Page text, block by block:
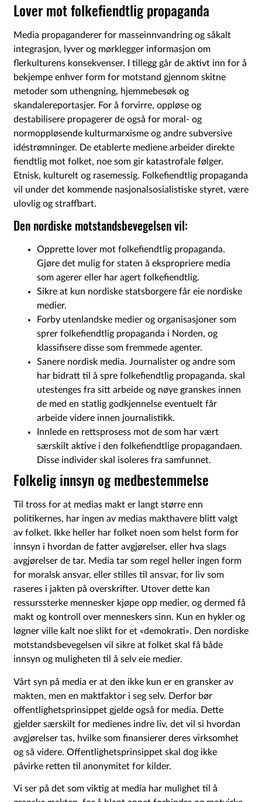
Lover mot folkefiendtlig propaganda
Media propaganderer for masseinnvandring og såkalt
integrasjon, lyver og mørklegger informasjon om
flerkulturens konsekvenser. I tillegg går de aktivt inn for å
bekjempe enhver form for motstand gjennom skitne
metoder som uthengning, hjemmebesøk og
skandalereportasjer. For å forvirre, oppløse og
destabilisere propagerer de også for moral- og
normoppløsende kulturmarxisme og andre subversive
idéstrømninger. De etablerte mediene arbeider direkte
fiendtlig mot folket, noe som gir katastrofale følger.
Etnisk, kulturelt og rasemessig. Folkefiendtlig propaganda
vil under det kommende nasjonalsosialistiske styret, være
ulovlig og straffbart.
Den nordiske motstandsbevegelsen vil:
Opprette lover mot folkefiendtlig propaganda.
Gjøre det mulig for staten å ekspropriere media
som agerer eller har agert folkefiendtlig.
Sikre at kun nordiske statsborgere får eie nordiske
medier.
Forby utenlandske medier og organisasjoner som
sprer folkefiendtlig propaganda i Norden, og
klassifisere disse som fremmede agenter.
Sanere nordisk media. Journalister og andre som
har bidratt til å spre folkefiendtlig propaganda, skal
utestenges fra sitt arbeide og nøye granskes innen
de med en statlig godkjennelse eventuelt får
arbeide videre innen journalistikk.
Innlede en rettsprosess mot de som har vært
særskilt aktive i den folkefiendtlige propagandaen.
Disse individer skal isoleres fra samfunnet.
Folkelig innsyn og medbestemmelse
Til tross for at medias makt er langt større enn
politikernes, har ingen av medias makthavere blitt valgt
av folket. Ikke heller har folket noen som helst form for
innsyn i hvordan de fatter avgjørelser, eller hva slags
avgjørelser de tar. Media tar som regel heller ingen form
for moralsk ansvar, eller stilles til ansvar, for liv som
raseres i jakten på overskrifter. Utover dette kan
ressurssterke mennesker kjøpe opp medier, og dermed få
makt og kontroll over menneskers sinn. Kun en hykler og
løgner ville kalt noe slikt for et «demokrati». Den nordiske
motstandsbevegelsen vil sikre at folket skal få både
innsyn og muligheten til å selv eie medier.
Vårt syn på media er at den ikke kun er en gransker av
makten, men en maktfaktor i seg selv. Derfor bør
offentlighetsprinsippet gjelde også for media. Dette
gjelder særskilt for medienes indre liv, det vil si hvordan
avgjørelser tas, hvilke som finansierer deres virksomhet
og så videre. Offentlighetsprinsippet skal dog ikke
påvirke retten til anonymitet for kilder.
Vi ser på det som viktig at media har mulighet til å